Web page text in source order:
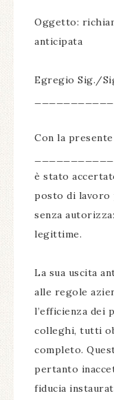
Oggetto:
anticipata
Egregio Sig./
Con la
è stato
posto di lavoro
senza
legittime.
La sua uscita
alle regole
l’efficienza dei
colleghi, tutti
completo.
pertanto
fiducia